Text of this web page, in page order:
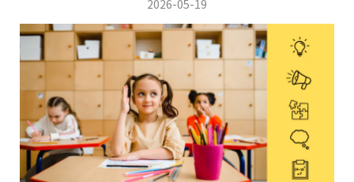
2026-05-19